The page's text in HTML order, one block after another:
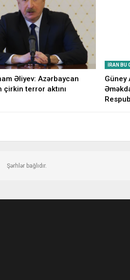
Əliyev: Azərbaycan
çirkin terror aktını
İRAN BU
Güney
Şərhlər bağlıdır.